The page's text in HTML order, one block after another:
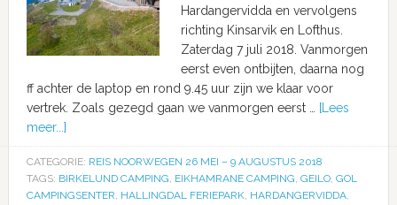
Hardangervidda en vervolgens
richting Kinsarvik en Lofthus.
Zaterdag 7 juli 2018. Vanmorgen
eerst even ontbijten, daarna nog
ff achter de laptop en rond 9.45 uur zijn we klaar voor
vertrek. Zoals gezegd gaan we vanmorgen eerst …
[Lees
meer...]
CATEGORIE: REIS NOORWEGEN 26 MEI – 9 AUGUSTUS 2018
TAGS: BIRKELUND CAMPING, EIKHAMRANE CAMPING, GEILO, GOL
CAMPINGSENTER, HALLINGDAL FERIEPARK, HARDANGERVIDDA,